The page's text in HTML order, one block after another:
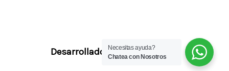
Desarrollado por TuWebHecha
Necesitas ayuda?
Chatea con Nosotros